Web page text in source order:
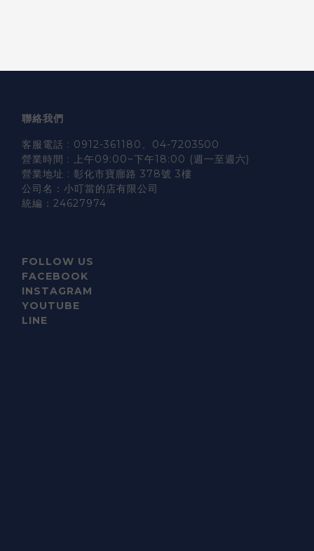
聯絡我們
客服電話 : 0912-361180、04-7203500
營業時間 : 上午09:00~下午18:00 (週一至週六)
營業地址 : 彰化市寶廍路 378號 3樓
公司名：小叮當的店有限公司
統編：24627974
FOLLOW US
FACEBOOK
INSTAGRAM
YOUTUBE
LINE